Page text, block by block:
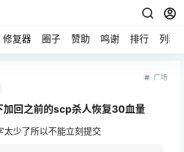
修复器 圈子 赞助 鸣谢 排行 列表
广场
加回之前的scp杀人恢复30血量
太少了所以不能立刻提交